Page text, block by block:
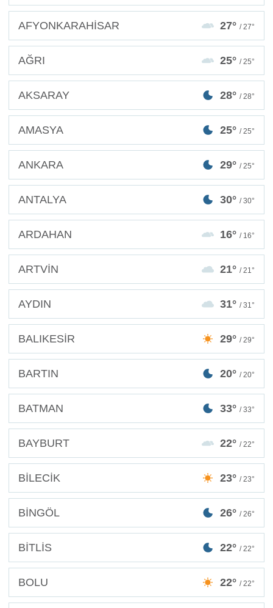
AFYONKARAHİSAR 27° / 27°
AĞRI 25° / 25°
AKSARAY 28° / 28°
AMASYA 25° / 25°
ANKARA 29° / 25°
ANTALYA 30° / 30°
ARDAHAN 16° / 16°
ARTVİN 21° / 21°
AYDIN 31° / 31°
BALIKESİR 29° / 29°
BARTIN 20° / 20°
BATMAN 33° / 33°
BAYBURT 22° / 22°
BİLECİK 23° / 23°
BİNGÖL 26° / 26°
BİTLİS 22° / 22°
BOLU 22° / 22°